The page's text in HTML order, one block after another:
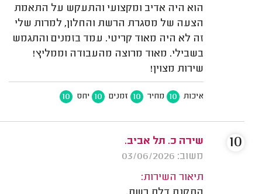
הוא היה אדיב ומקצועי והתעקש על התאמת
הצעה של מסגרת הרשת והחלון, למרות שלי
זה לא היה מאוד קריטי. עמד בזמנים והתגמש
בשבילי. מאוד מרוצה מהעבודה וממליץ!
שירות מצוין!
איכות 10 מחיר 10 זמנים 10 יחס 10
שירה כ. תל אביב.
משוב: 03/06/2026
תיאור השירות:
10